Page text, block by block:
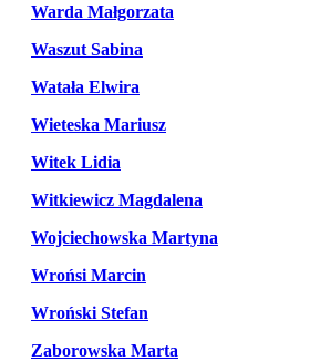
Warda Małgorzata
Waszut Sabina
Watała Elwira
Wieteska Mariusz
Witek Lidia
Witkiewicz Magdalena
Wojciechowska Martyna
Wrońsi Marcin
Wroński Stefan
Zaborowska Marta